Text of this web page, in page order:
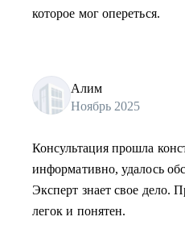
которое мог опереться.
Алим
Ноябрь 2025
Консультация прошла
информативно, удалось
Эксперт знает свое дело.
легок и понятен.